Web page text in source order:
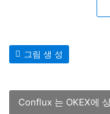
그림 생 성
Conflux 는 OKEX에